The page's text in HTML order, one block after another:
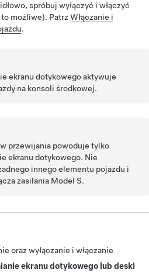
spróbuj wyłączyć i włączyć
możliwe). Patrz Włączanie i
.
ekranu dotykowego aktywuje
na konsoli środkowej.
przewijania powoduje tylko
ekranu dotykowego. Nie
innego elementu pojazdu i
zasilania Model S.
oraz wyłączanie i włączanie
ekranu dotykowego lub deski